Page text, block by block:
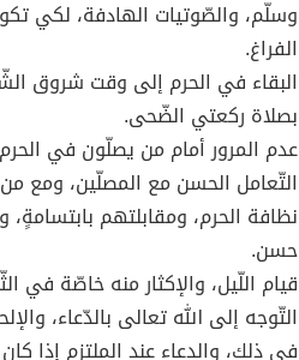
وسلّم، والصّوتيات الهادفة، لكي
الفراغ.
البقاء في الحرم إلى وقت شروق
بصلاة ركعتي الضّحى.
عدم المرور أمام من يصلّون في
التّعامل الحسن مع المصلّين، ومع
نظافة الحرم، ومقابلتهم
حسن.
قيام اللّيل، والإكثار منه خاصّة في
التّوجه إلى الله تعالى بالدّعاء،
في ذلك، والدعاء عند الملتزم إذا